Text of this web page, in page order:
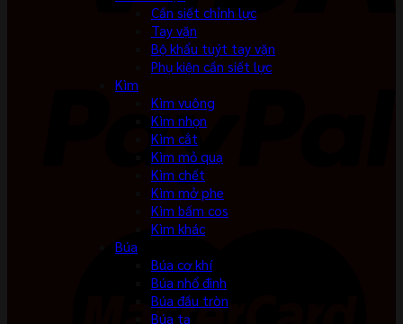
Cần siết chỉnh lực
Tay vặn
Bộ khẩu tuýt tay vặn
Phụ kiện cần siết lực
Kìm
Kìm vuông
Kìm nhọn
Kìm cắt
Kìm mỏ quạ
Kìm chết
Kìm mở phe
Kìm bấm cos
Kìm khác
Búa
Búa cơ khí
Búa nhổ đinh
Búa đầu tròn
Búa tạ